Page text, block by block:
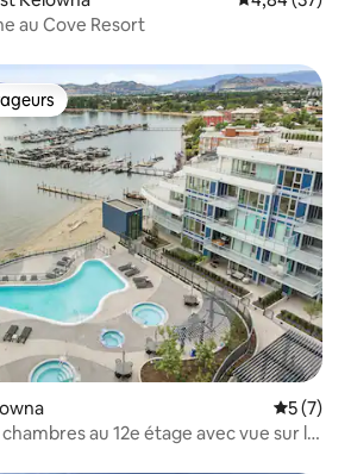
au Cove Resort
Note
5 (7)
au 12e étage avec vue sur le